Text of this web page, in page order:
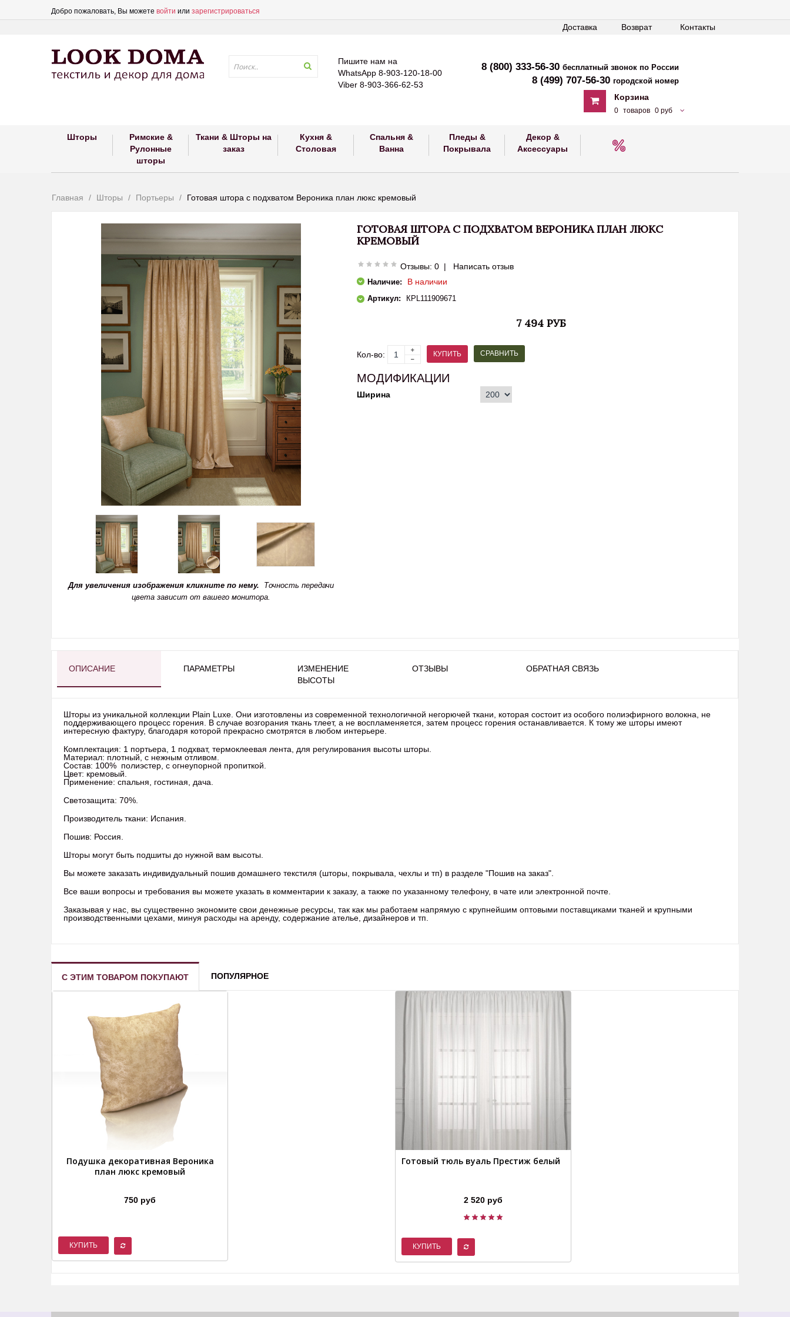
Добро пожаловать, Вы можете войти или зарегистрироваться
Контакты
Возврат
Доставка
Пишите нам на
WhatsApp 8-903-120-18-00
Viber 8-903-366-62-53
8 (800) 333-56-30 бесплатный звонок по России
8 (499) 707-56-30 городской номер
Корзина
0 товаров 0 руб
Шторы
Римские &
Рулонные
шторы
Ткани & Шторы на
заказ
Кухня &
Столовая
Спальня &
Ванна
Пледы &
Покрывала
Декор &
Аксессуары
Главная Шторы Портьеры Готовая штора с подхватом Вероника план люкс кремовый
Для увеличения изображения кликните по нему. Точность передачи
цвета зависит от вашего монитора.
ГОТОВАЯ ШТОРА С ПОДХВАТОМ ВЕРОНИКА ПЛАН ЛЮКС
КРЕМОВЫЙ
Отзывы: 0| Написать отзыв
Наличие: В наличии
Артикул: КPL111909671
7 494 РУБ
Кол-во: КУПИТЬ СРАВНИТЬ
МОДИФИКАЦИИ
Ширина
ОПИСАНИЕ ПАРАМЕТРЫ
ИЗМЕНЕНИЕ
ВЫСОТЫ
ОТЗЫВЫ ОБРАТНАЯ СВЯЗЬ
Шторы из уникальной коллекции Plain Luxe. Они изготовлены из современной технологичной негорючей ткани, которая состоит из особого полиэфирного волокна, не
поддерживающего процесс горения. В случае возгорания ткань тлеет, а не воспламеняется, затем процесс горения останавливается. К тому же шторы имеют
интересную фактуру, благодаря которой прекрасно смотрятся в любом интерьере.
Комплектация: 1 портьера, 1 подхват, термоклеевая лента, для регулирования высоты шторы.
Материал: плотный, с нежным отливом.
Состав: 100% полиэстер, с огнеупорной пропиткой.
Цвет: кремовый.
Применение: спальня, гостиная, дача.
Светозащита: 70%.
Производитель ткани: Испания.
Пошив: Россия.
Шторы могут быть подшиты до нужной вам высоты.
Вы можете заказать индивидуальный пошив домашнего текстиля (шторы, покрывала, чехлы и тп) в разделе "Пошив на заказ".
Все ваши вопросы и требования вы можете указать в комментарии к заказу, а также по указанному телефону, в чате или электронной почте.
Заказывая у нас, вы существенно экономите свои денежные ресурсы, так как мы работаем напрямую с крупнейшим оптовыми поставщиками тканей и крупными
производственными цехами, минуя расходы на аренду, содержание ателье, дизайнеров и тп.
С ЭТИМ ТОВАРОМ ПОКУПАЮТ ПОПУЛЯРНОЕ
Подушка декоративная Вероника
план люкс кремовый
750 руб
КУПИТЬ
Готовый тюль вуаль Престиж белый
2 520 руб
КУПИТЬ